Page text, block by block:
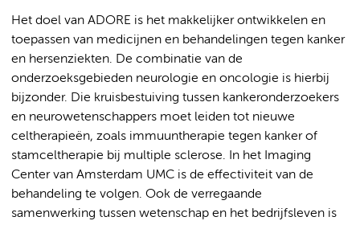
Het doel van ADORE is het makkelijker ontwikkelen en
toepassen van medicijnen en behandelingen tegen kanker
en hersenziekten. De combinatie van de
onderzoeksgebieden neurologie en oncologie is hierbij
bijzonder. Die kruisbestuiving tussen kankeronderzoekers
en neurowetenschappers moet leiden tot nieuwe
celtherapieën, zoals immuuntherapie tegen kanker of
stamceltherapie bij multiple sclerose. In het Imaging
Center van Amsterdam UMC is de effectiviteit van de
behandeling te volgen. Ook de verregaande
samenwerking tussen wetenschap en het bedrijfsleven is